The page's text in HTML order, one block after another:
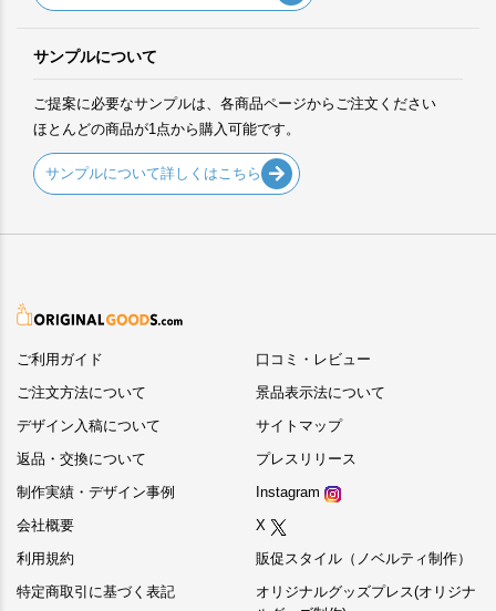
サンプルについて
ご提案に必要なサンプルは、各商品ページからご注文ください
ほとんどの商品が1点から購入可能です。
サンプルについて詳しくはこちら
ご利用ガイド
ご注文方法について
デザイン入稿について
返品・交換について
制作実績・デザイン事例
会社概要
利用規約
特定商取引に基づく表記
口コミ・レビュー
景品表示法について
サイトマップ
プレスリリース
Instagram
X
販促スタイル（ノベルティ制作）
オリジナルグッズプレス(オリジナ